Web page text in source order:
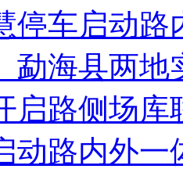
停车启动路
勐海县两地
启路侧场库
动路内外一